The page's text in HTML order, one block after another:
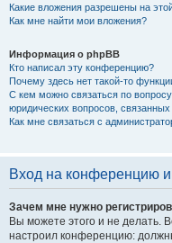
Какие вложения разрешены на
Как мне найти мои вложения?
Информация о phpBB
Кто написал эту конференцию?
Почему здесь нет такой-то
С кем можно связаться по
юридических вопросов,
Как мне связаться с
Вход на конференцию и
Зачем мне нужно
Вы можете этого и не делать.
настроил конференцию: